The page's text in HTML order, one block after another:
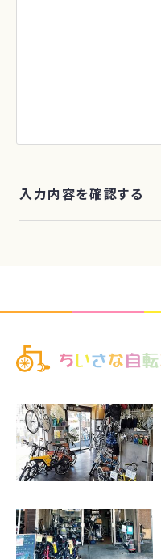
入力内容を確認する